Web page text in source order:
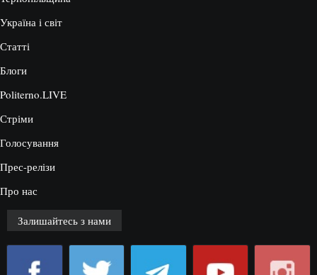
Україна і світ
Статті
Блоги
Politerno.LIVE
Стріми
Голосування
Прес-релізи
Про нас
Залишайтесь з нами